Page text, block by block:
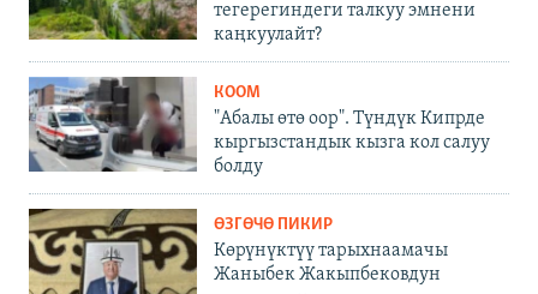
тегерегиндеги талкуу эмнени
каңкуулайт?
КООМ
"Абалы өтө оор". Түндүк Кипрде
кыргызстандык кызга кол салуу
болду
ӨЗГӨЧӨ ПИКИР
Көрүнүктүү тарыхнаамачы
Жаныбек Жакыпбековдун